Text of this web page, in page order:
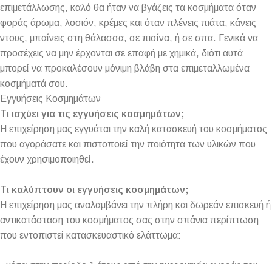
επιμετάλλωσης, καλό θα ήταν να βγάζεις τα κοσμήματα όταν
φοράς άρωμα, λοσιόν, κρέμες και όταν πλένεις πιάτα, κάνεις
ντους, μπαίνεις στη θάλασσα, σε πισίνα, ή σε σπα. Γενικά να
προσέχεις να μην έρχονται σε επαφή με χημικά, διότι αυτά
μπορεί να προκαλέσουν μόνιμη βλάβη στα επιμεταλλωμένα
κοσμήματά σου.
Εγγυήσεις Κοσμημάτων
Τι ισχύει για τις εγγυήσεις κοσμημάτων;
Η επιχείρηση μας εγγυάται την καλή κατασκευή του κοσμήματος
που αγοράσατε και πιστοποιεί την ποιότητα των υλικών που
έχουν χρησιμοποιηθεί.
Τι καλύπτουν οι εγγυήσεις κοσμημάτων;
Η επιχείρηση μας αναλαμβάνει την πλήρη και δωρεάν επισκευή ή
αντικατάσταση του κοσμήματος σας στην σπάνια περίπτωση
που εντοπιστεί κατασκευαστικό ελάττωμα: